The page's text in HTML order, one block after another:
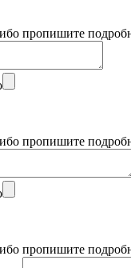
пропишите
пропишите
пропишите